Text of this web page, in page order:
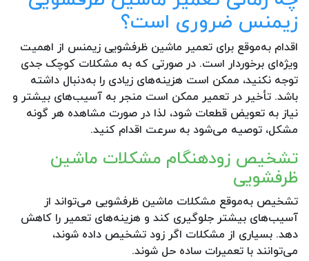
زیمنس ضروری است؟
اقدام به‌موقع برای تعمیر ماشین ظرفشویی زیمنس از اهمیت
ویژه‌ای برخوردار است. در صورتی که به مشکلات کوچک جدی
توجه نکنید، ممکن است هزینه‌های زیادی را به‌دنبال داشته
باشد. تأخیر در تعمیر ممکن است منجر به آسیب‌های بیشتر و
نیاز به تعویض قطعات شود، لذا در صورت مشاهده هر گونه
مشکل، توصیه می‌شود به سرعت اقدام کنید.
تشخیص زودهنگام مشکلات ماشین
ظرفشویی
تشخیص به‌موقع مشکلات ماشین ظرفشویی می‌تواند از
آسیب‌های بیشتر جلوگیری کند و هزینه‌های تعمیر را کاهش
دهد. بسیاری از مشکلات اگر زود تشخیص داده شوند،
می‌توانند با تعمیرات ساده حل شوند.